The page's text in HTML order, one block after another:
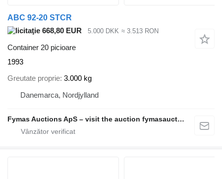
ABC 92-20 STCR
668,80 EUR
5.000 DKK ≈ 3.513 RON
Container 20 picioare
1993
Greutate proprie 3.000 kg
Danemarca, Nordjylland
Fymas Auctions ApS – visit the auction fymasauctions.dk